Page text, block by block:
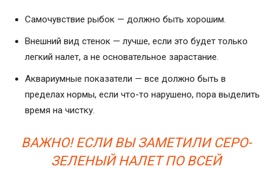
Самочувствие рыбок — должно быть хорошим.
Внешний вид стенок — лучше, если это будет только
легкий налет, а не основательное зарастание.
Аквариумные показатели — все должно быть в
пределах нормы, если что-то нарушено, пора выделить
время на чистку.
ВАЖНО! ЕСЛИ ВЫ ЗАМЕТИЛИ СЕРО-
ЗЕЛЕНЫЙ НАЛЕТ ПО ВСЕЙ